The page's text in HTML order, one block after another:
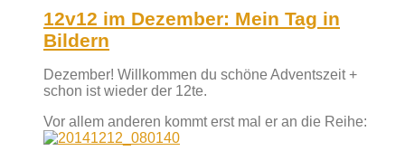
12v12 im Dezember: Mein Tag in
Bildern
Dezember! Willkommen du schöne Adventszeit +
schon ist wieder der 12te.
Vor allem anderen kommt erst mal er an die Reihe: